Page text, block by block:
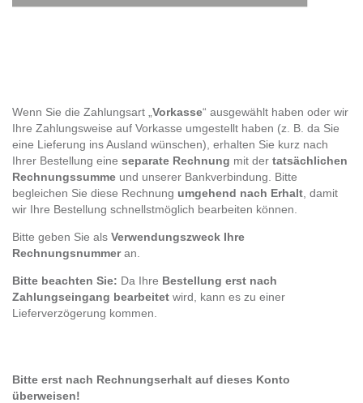
Wenn Sie die Zahlungsart „ Vorkasse“ ausgewählt haben oder wir
Ihre Zahlungsweise auf Vorkasse umgestellt haben (z. B. da Sie
eine Lieferung ins Ausland wünschen), erhalten Sie kurz nach
Ihrer Bestellung eine separate Rechnung mit der tatsächlichen
Rechnungssumme und unserer Bankverbindung. Bitte
begleichen Sie diese Rechnung umgehend nach Erhalt , damit
wir Ihre Bestellung schnellstmöglich bearbeiten können.
Bitte geben Sie als Verwendungszweck Ihre
Rechnungsnummeran.
Bitte beachten Sie: Da Ihre Bestellung erst nach
Zahlungseingang bearbeitet wird, kann es zu einer
Lieferverzögerung kommen.
Bitte erst nach Rechnungserhalt auf dieses Konto
überweisen!